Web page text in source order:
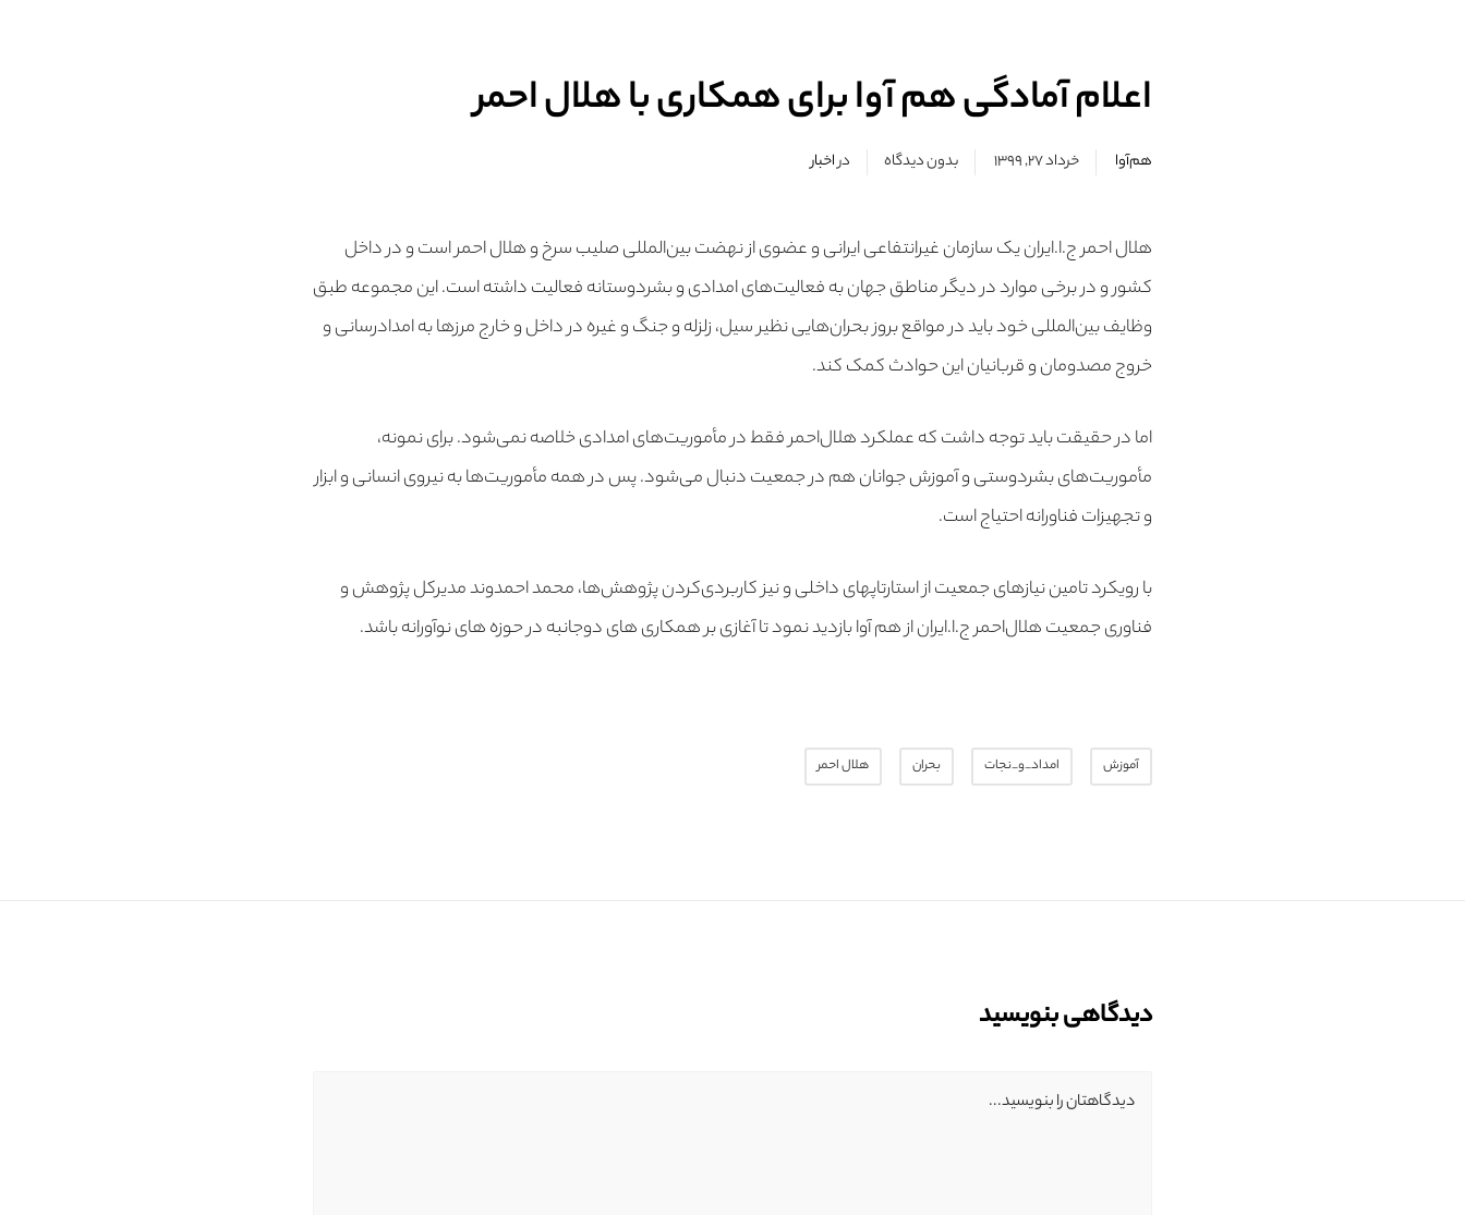
اعلام آمادگی هم آوا برای همکاری با هلال احمر
هم‌آوا خرداد ۲۷, ۱۳۹۹ بدون دیدگاه دراخبار
هلال احمر ج.ا.ایران یک سازمان غیرانتفاعی ایرانی و عضوی از نهضت بین‌المللی صلیب سرخ و هلال احمر است و در داخل
کشور و در برخی موارد در دیگر مناطق جهان به فعالیت‌های امدادی و بشردوستانه فعالیت داشته است. این مجموعه طبق
وظایف بین‌المللی خود باید در مواقع بروز بحران‌هایی نظیر سیل، زلزله و جنگ و غیره در داخل و خارج مرزها به امدادرسانی و
خروج مصدومان و قربانیان این حوادث کمک کند.
اما در حقیقت باید توجه داشت که عملکرد هلال‌احمر فقط در مأموریت‌های امدادی خلاصه نمی‌شود. برای نمونه،
مأموریت‌های بشردوستی و آموزش جوانان هم در جمعیت دنبال می‌شود. پس در همه مأموریت‌ها به نیروی انسانی و ابزار
و تجهیزات فناورانه احتیاج است.
با رویکرد تامین نیازهای جمعیت از استارتاپهای داخلی و نیز کاربردی‌کردن پژوهش‌ها، محمد احمدوند مدیرکل پژوهش و
فناوری جمعیت هلال‌احمر ج.ا.ایران از هم آوا بازدید نمود تا آغازی بر همکاری های دوجانبه در حوزه های نوآورانه باشد.
آموزش امداد_و_نجات بحران هلال احمر
دیدگاهی بنویسید
دیدگاهتان را بنویسید...